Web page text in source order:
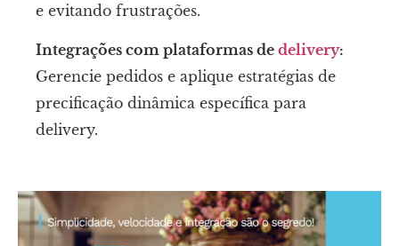
e evitando frustrações.
Integrações com plataformas de delivery:
Gerencie pedidos e aplique estratégias de
precificação dinâmica específica para
delivery.